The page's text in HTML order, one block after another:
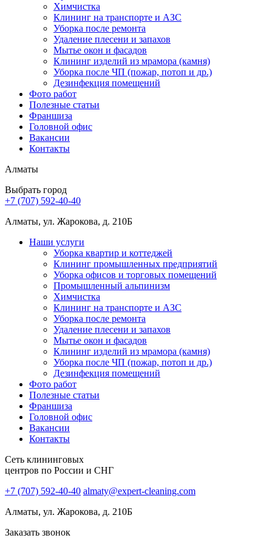
Химчистка
Клининг на транспорте и АЗС
Уборка после ремонта
Удаление плесени и запахов
Мытье окон и фасадов
Клининг изделий из мрамора (камня)
Уборка после ЧП (пожар, потоп и др.)
Дезинфекция помещений
Фото работ
Полезные статьи
Франшиза
Головной офис
Вакансии
Контакты
Алматы
Выбрать город
+7 (707) 592-40-40
Алматы, ул. Жарокова, д. 210Б
Наши услуги
Уборка квартир и коттеджей
Клининг промышленных предприятий
Уборка офисов и торговых помещений
Промышленный альпинизм
Химчистка
Клининг на транспорте и АЗС
Уборка после ремонта
Удаление плесени и запахов
Мытье окон и фасадов
Клининг изделий из мрамора (камня)
Уборка после ЧП (пожар, потоп и др.)
Дезинфекция помещений
Фото работ
Полезные статьи
Франшиза
Головной офис
Вакансии
Контакты
Сеть клининговых
центров по России и СНГ
+7 (707) 592-40-40 almaty@expert-cleaning.com
Алматы, ул. Жарокова, д. 210Б
Заказать звонок